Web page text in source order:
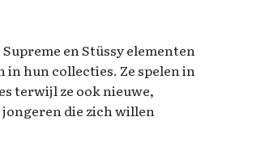
en Stüssy elementen
in hun collecties. Ze spelen in
terwijl ze ook nieuwe,
die zich willen